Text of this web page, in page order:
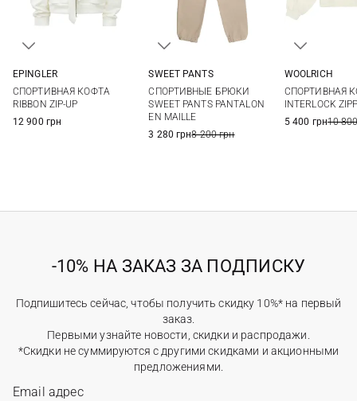
EPINGLER
СПОРТИВНАЯ КОФТА
RIBBON ZIP-UP
12 900 грн
XL
SWEET PANTS
СПОРТИВНЫЕ БРЮКИ
SWEET PANTS PANTALON
EN MAILLE
3 280 грн8 200 грн
L
WOOLRICH
СПОРТИВНАЯ
INTERLOCK
5 400 грн10
-10% НА ЗАКАЗ ЗА ПОДПИСКУ
Подпишитесь сейчас, чтобы получить скидку 10%* на первый
заказ.
Первыми узнайте новости, скидки и распродажи.
*Скидки не суммируются с другими скидками и акционными
предложениями.